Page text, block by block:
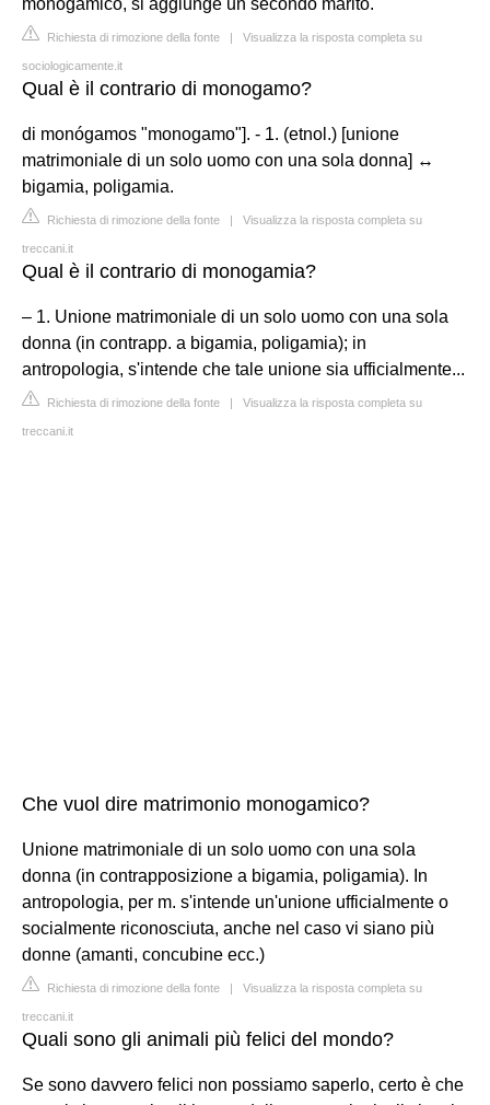
Richiesta di rimozione della fonte | Visualizza la risposta completa su
sociologicamente.it
Qual è il contrario di monogamo?
di monógamos "monogamo"]. - 1. (etnol.) [unione
matrimoniale di un solo uomo con una sola donna] ↔
bigamia, poligamia.
Richiesta di rimozione della fonte | Visualizza la risposta completa su
treccani.it
Qual è il contrario di monogamia?
– 1. Unione matrimoniale di un solo uomo con una sola
donna (in contrapp. a bigamia, poligamia); in
antropologia, s'intende che tale unione sia ufficialmente...
Richiesta di rimozione della fonte | Visualizza la risposta completa su
treccani.it
Che vuol dire matrimonio monogamico?
Unione matrimoniale di un solo uomo con una sola
donna (in contrapposizione a bigamia, poligamia). In
antropologia, per m. s'intende un'unione ufficialmente o
socialmente riconosciuta, anche nel caso vi siano più
donne (amanti, concubine ecc.)
Richiesta di rimozione della fonte | Visualizza la risposta completa su
treccani.it
Quali sono gli animali più felici del mondo?
Se sono davvero felici non possiamo saperlo, certo è che